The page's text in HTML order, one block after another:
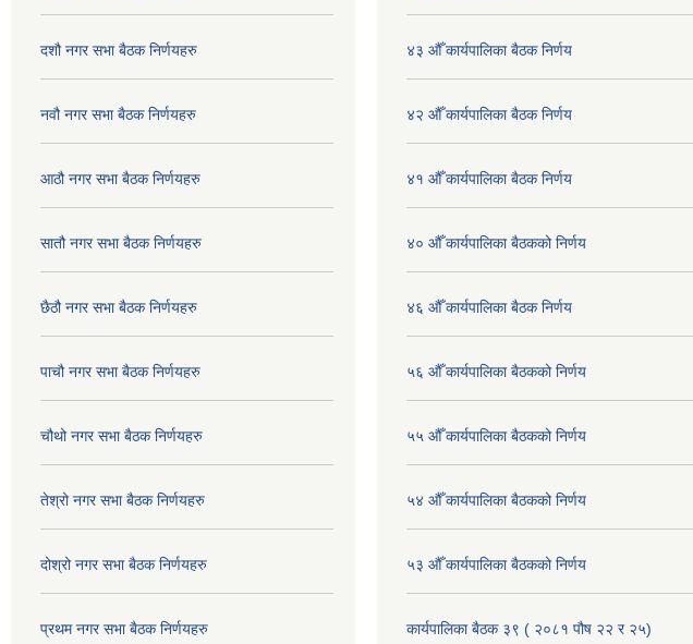
दशौ नगर सभा बैठक निर्णयहरु
नवौ नगर सभा बैठक निर्णयहरु
आठौ नगर सभा बैठक निर्णयहरु
सातौ नगर सभा बैठक निर्णयहरु
छैठौ नगर सभा बैठक निर्णयहरु
पाचौ नगर सभा बैठक निर्णयहरु
चौथो नगर सभा बैठक निर्णयहरु
तेश्रो नगर सभा बैठक निर्णयहरु
दोश्रो नगर सभा बैठक निर्णयहरु
प्रथम नगर सभा बैठक निर्णयहरु
४३ औँ कार्यपालिका बैठक निर्णय
४२ औँ कार्यपालिका बैठक निर्णय
४१ औँ कार्यपालिका बैठक निर्णय
४० औँ कार्यपालिका बैठकको निर्णय
४६ औँ कार्यपालिका बैठक निर्णय
५६ औँ कार्यपालिका बैठकको निर्णय
५५ औँ कार्यपालिका बैठकको निर्णय
५४ औँ कार्यपालिका बैठकको निर्णय
५३ औँ कार्यपालिका बैठकको निर्णय
कार्यपालिका बैठक ३९ ( २०८१ पौष २२ र २५)